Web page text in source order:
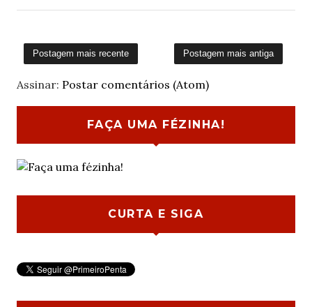
Postagem mais recente Postagem mais antiga
Assinar: Postar comentários (Atom)
FAÇA UMA FÉZINHA!
CURTA E SIGA